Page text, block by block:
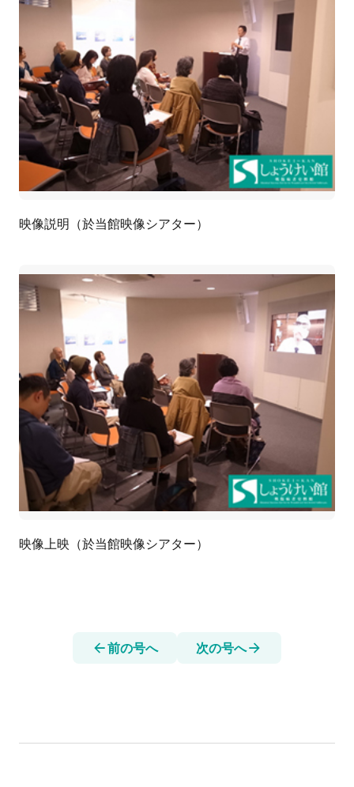
映像説明（於当館映像シアター）
映像上映（於当館映像シアター）
前の号へ 次の号へ